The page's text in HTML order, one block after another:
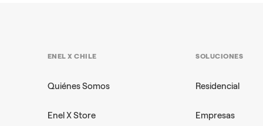
En Chile, los Clientes Libres consumen el
Nacional
ENEL X CHILE
Quiénes Somos
Enel X Store
SOLUCIONES
Residencial
Empresas